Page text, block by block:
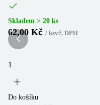
Skladem > 20 ks
62,00 Kč / ksvč. DPH
Do košíku